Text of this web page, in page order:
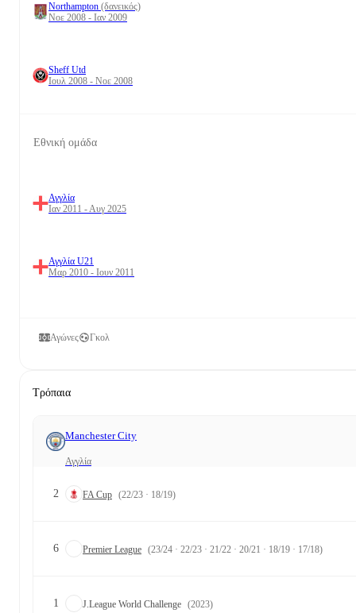
Northampton (δανεικός)
Νοε 2008 - Ιαν 2009
Sheff Utd
Ιουλ 2008 - Νοε 2008
Εθνική ομάδα
Αγγλία
Ιαν 2011 - Αυγ 2025
Αγγλία U21
Μαρ 2010 - Ιουν 2011
Αγώνες Γκολ
Τρόπαια
Manchester City
Αγγλία
2 FA Cup (22/23 · 18/19)
6 Premier League (23/24 · 22/23 · 21/22 · 20/21 · 18/19 · 17/18)
1 J.League World Challenge (2023)